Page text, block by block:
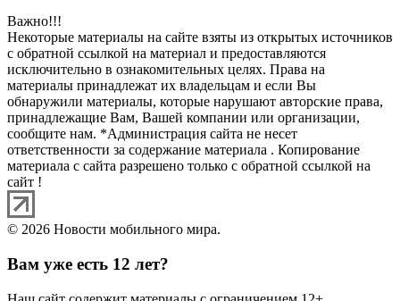
Важно!!!
Некоторые материалы на сайте взяты из открытых источников
с обратной ссылкой на материал и предоставляются
исключительно в ознакомительных целях. Права на
материалы принадлежат их владельцам и если Вы
обнаружили материалы, которые нарушают авторские права,
принадлежащие Вам, Вашей компании или организации,
сообщите нам. *Администрация сайта не несет
ответственности за содержание материала . Копирование
материала с сайта разрешено только с обратной ссылкой на
сайт !
© 2026 Новости мобильного мира.
Вам уже есть 12 лет?